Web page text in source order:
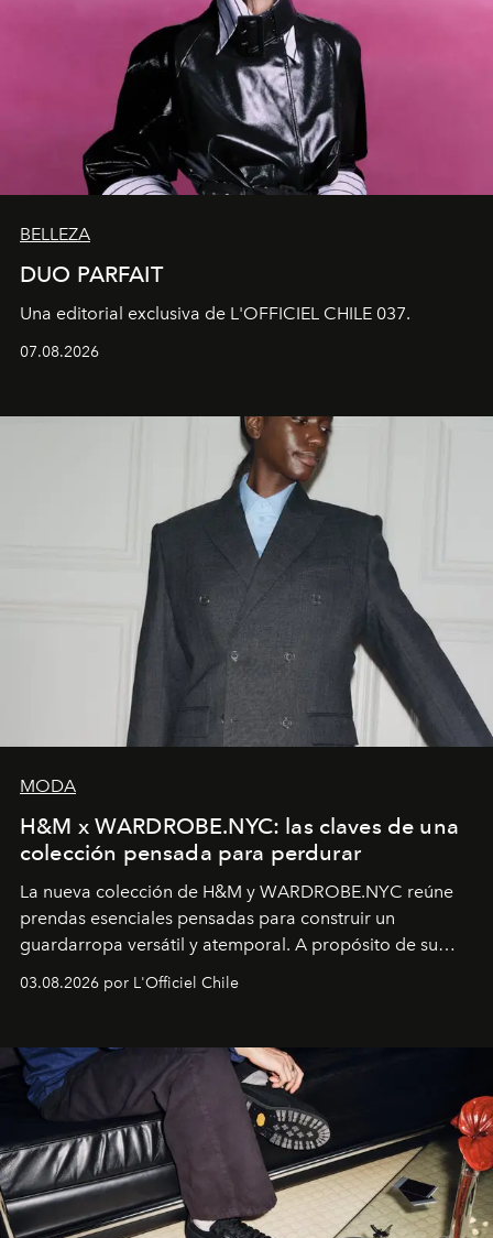
BELLEZA
DUO PARFAIT
Una editorial exclusiva de L'OFFICIEL CHILE 037.
07.08.2026
MODA
H&M x WARDROBE.NYC: las claves de una
colección pensada para perdurar
La nueva colección de H&M y WARDROBE.NYC reúne
prendas esenciales pensadas para construir un
guardarropa versátil y atemporal. A propósito de su
la asesora creativa y jefa de diseño global de la marca
y la filosofía detrás de la propuesta.
03.08.2026 por L'Officiel Chile